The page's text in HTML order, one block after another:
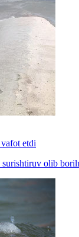
etdi
olib